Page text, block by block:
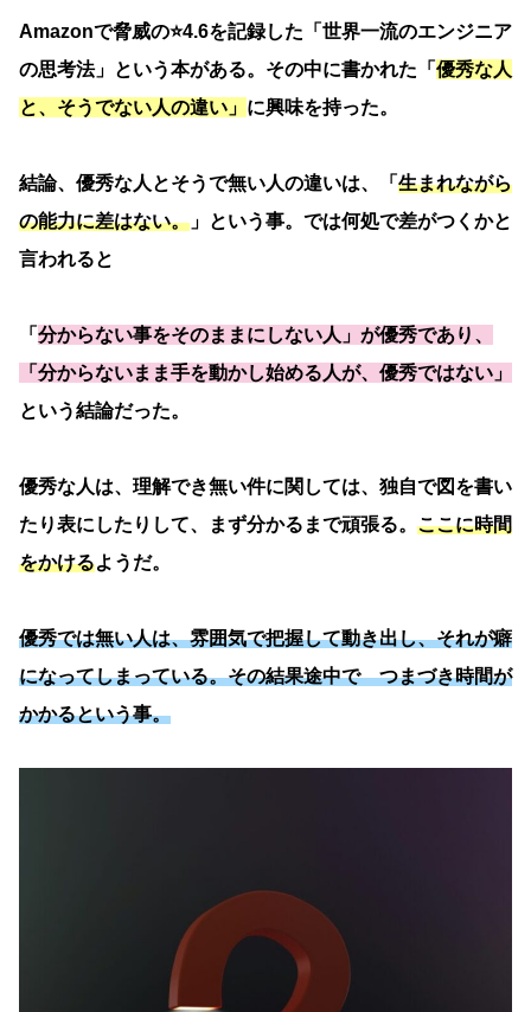
Amazonで脅威の⭐️4.6を記録した「世界一流のエンジニア
の思考法」という本がある。その中に書かれた「 優秀な人
と、そうでない人の違い」 に興味を持った。
結論、優秀な人とそうで無い人の違いは、「 生まれながら
の能力に差はない。 」という事。では何処で差がつくかと
言われると
「 分からない事をそのままにしない人」が優秀であり、
「分からないまま手を動かし始める人が、優秀ではない」
という結論だった。
優秀な人は、理解でき無い件に関しては、独自で図を書い
たり表にしたりして、まず分かるまで頑張る。 ここに時間
をかけるようだ。
優秀では無い人は、雰囲気で把握して動き出し、それが癖
になってしまっている。その結果途中で つまづき時間が
かかるという事。